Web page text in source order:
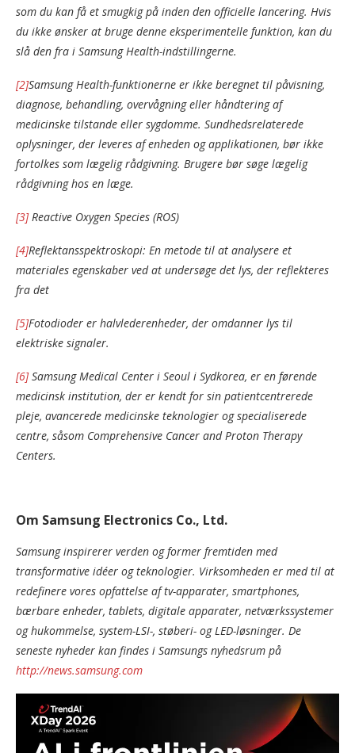
som du kan få et smugkig på inden den officielle lancering. Hvis
du ikke ønsker at bruge denne eksperimentelle funktion, kan du
slå den fra i Samsung Health-indstillingerne.
[2]Samsung Health-funktionerne er ikke beregnet til påvisning,
diagnose, behandling, overvågning eller håndtering af
medicinske tilstande eller sygdomme. Sundhedsrelaterede
oplysninger, der leveres af enheden og applikationen, bør ikke
fortolkes som lægelig rådgivning. Brugere bør søge lægelig
rådgivning hos en læge.
[3]Reactive Oxygen Species (ROS)
[4]Reflektansspektroskopi: En metode til at analysere et
materiales egenskaber ved at undersøge det lys, der reflekteres
fra det
[5]Fotodioder er halvlederenheder, der omdanner lys til
elektriske signaler.
[6]Samsung Medical Center i Seoul i Sydkorea, er en førende
medicinsk institution, der er kendt for sin patientcentrerede
pleje, avancerede medicinske teknologier og specialiserede
centre, såsom Comprehensive Cancer and Proton Therapy
Centers.
Om Samsung Electronics Co., Ltd.
Samsung inspirerer verden og former fremtiden med
transformative idéer og teknologier. Virksomheden er med til at
redefinere vores opfattelse af tv-apparater, smartphones,
bærbare enheder, tablets, digitale apparater, netværkssystemer
og hukommelse, system-LSI-, støberi- og LED-løsninger. De
seneste nyheder kan findes i Samsungs nyhedsrum på
http://news.samsung.com